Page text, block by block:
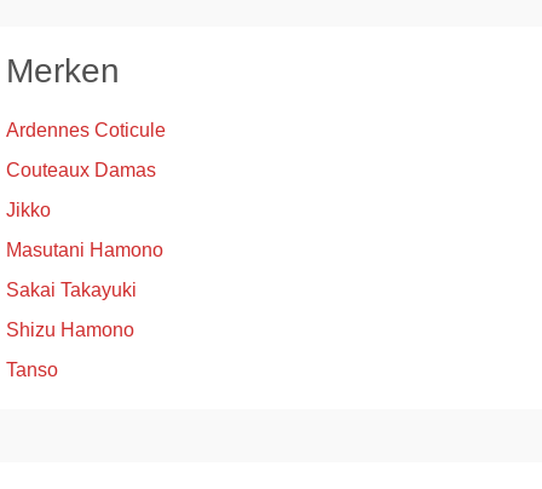
Merken
Ardennes Coticule
Couteaux Damas
Jikko
Masutani Hamono
Sakai Takayuki
Shizu Hamono
Tanso